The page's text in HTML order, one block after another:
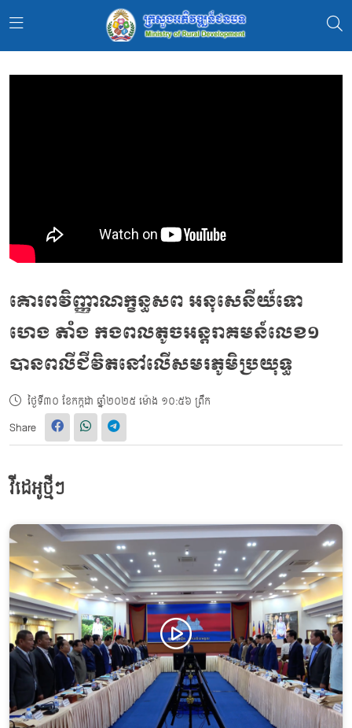
គោរពវិញ្ញាណក្ខន្ធសព អនុសេនីយ៍ទោ
ហេង តាំង កងពលតូចអន្តរាគមន៍លេខ១
បានពលីជីវិតនៅលើសមរភូមិប្រយុទ្ធ
ថ្ងៃទី៣០ ខែកក្កដា ឆ្នាំ២០២៥ ម៉ោង ១០:៥៦ ព្រឹក
Share
វីដេអូថ្មីៗ